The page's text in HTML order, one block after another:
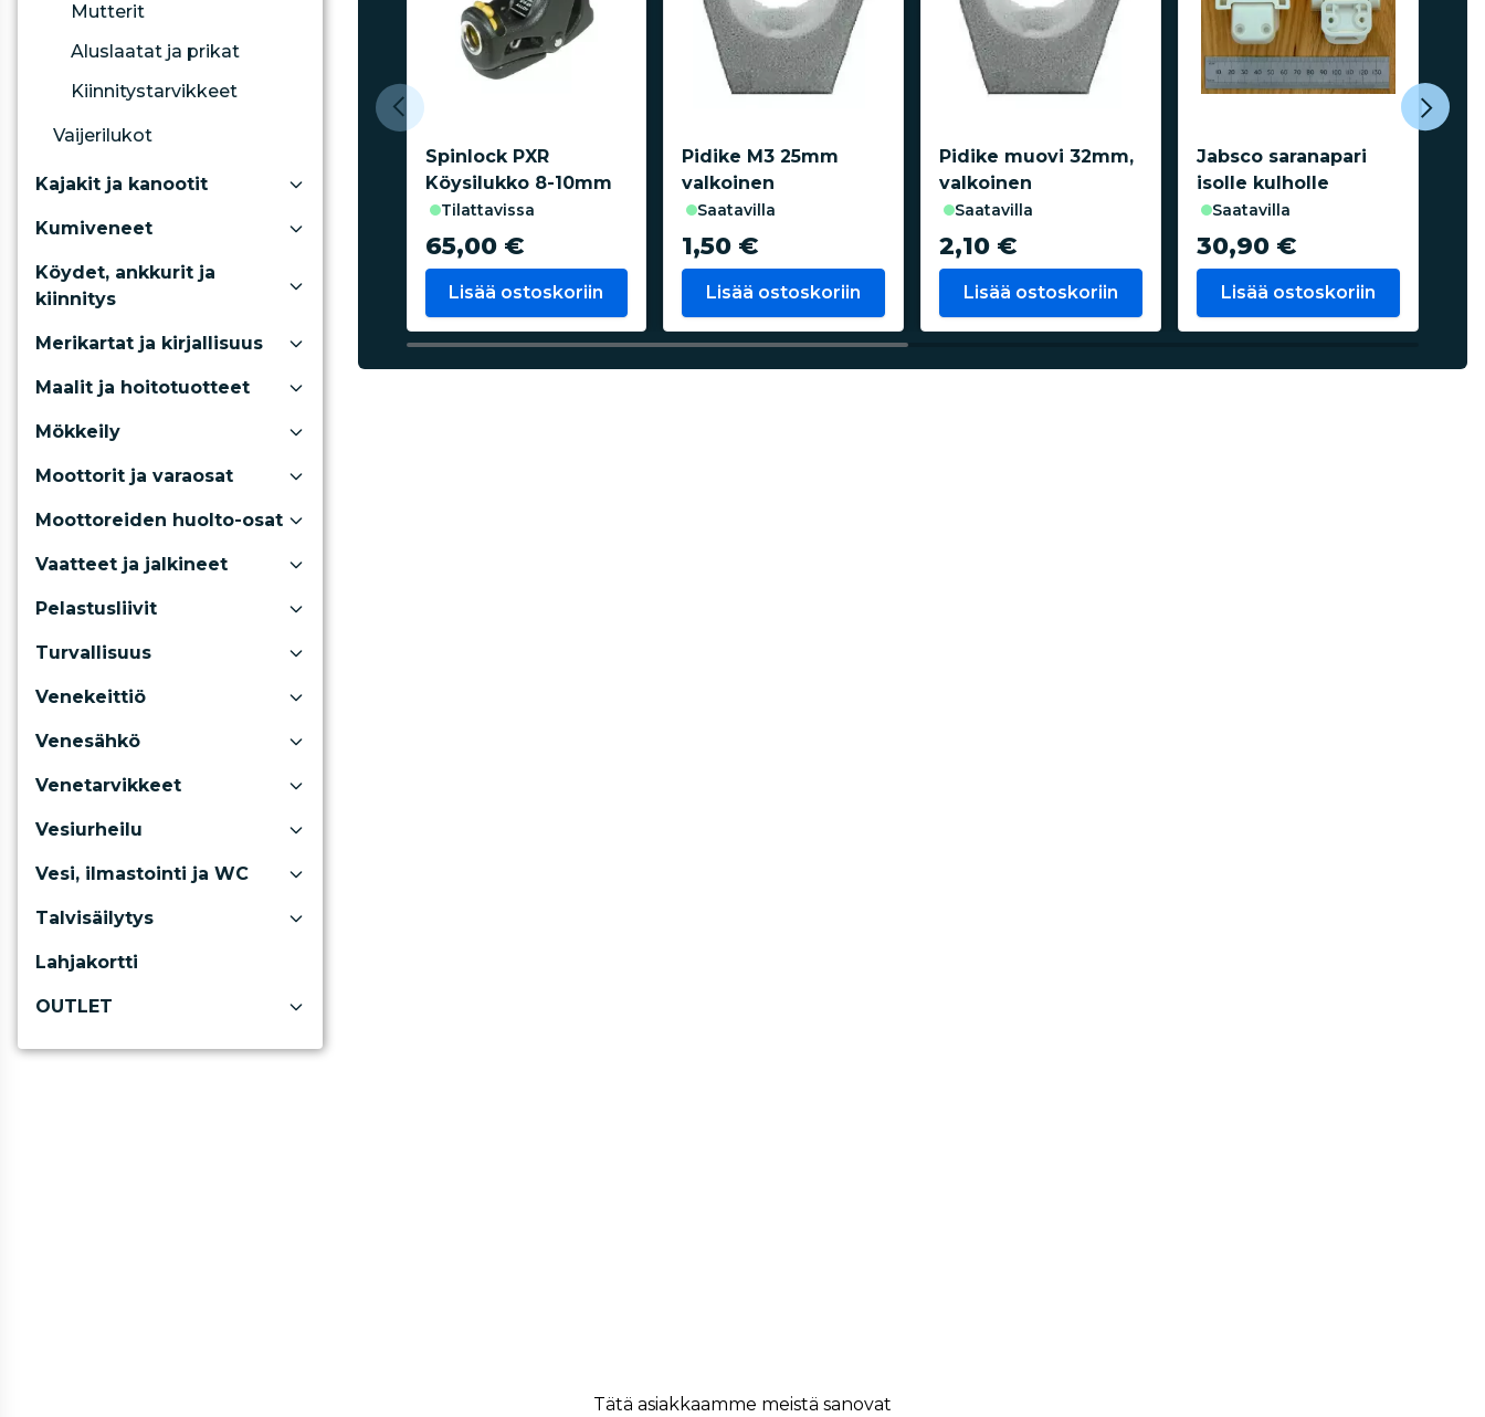
Mutterit
Aluslaatat ja prikat
Kiinnitystarvikkeet
Vaijerilukot
Kajakit ja kanootit
Kumiveneet
Köydet, ankkurit ja
kiinnitys
Merikartat ja kirjallisuus
Maalit ja hoitotuotteet
Mökkeily
Moottorit ja varaosat
Moottoreiden huolto-osat
Vaatteet ja jalkineet
Pelastusliivit
Turvallisuus
Venekeittiö
Venesähkö
Venetarvikkeet
Vesiurheilu
Vesi, ilmastointi ja WC
Talvisäilytys
Lahjakortti
OUTLET
Spinlock PXR
Köysilukko 8-10mm
tilattavissa
65,00 €
Lisää ostoskoriin
Pidike M3 25mm
valkoinen
saatavilla
1,50 €
Lisää ostoskoriin
Pidike muovi 32mm,
valkoinen
saatavilla
2,10 €
Lisää ostoskoriin
Jabsco saranapari
isolle kulholle
saatavilla
30,90 €
Lisää ostoskoriin
Tätä asiakkaamme meistä sanovat